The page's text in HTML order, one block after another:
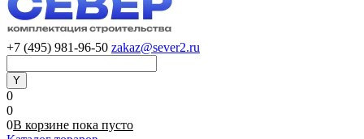
+7 (495) 981-96-50 zakaz@sever2.ru
0
0
0В корзине пока пусто